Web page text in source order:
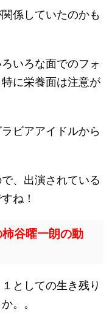
係していたのかも
いろな面でのフォ
に栄養面は注意が
ビアアイドルから
、出演されている
ね！
谷曜一朗の動
としての生き残り
。。